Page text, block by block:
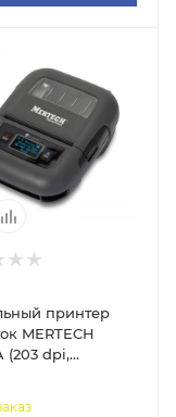
принтер
MERTECH
(203 dpi,